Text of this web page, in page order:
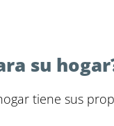
su
tiene sus